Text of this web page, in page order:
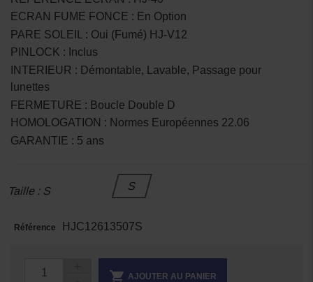
ECRAN FUME FONCE : En Option
PARE SOLEIL : Oui (Fumé) HJ-V12
PINLOCK : Inclus
INTERIEUR : Démontable, Lavable, Passage pour
lunettes
FERMETURE : Boucle Double D
HOMOLOGATION : Normes Européennes 22.06
GARANTIE : 5 ans
Taille : S S
Référence HJC12613507S
 AJOUTER AU PANIER